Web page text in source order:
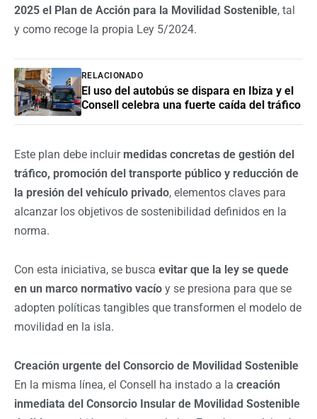
2025 el Plan de Acción para la Movilidad Sostenible, tal
y como recoge la propia Ley 5/2024.
RELACIONADO
El uso del autobús se dispara en Ibiza y el
Consell celebra una fuerte caída del tráfico
Este plan debe incluir medidas concretas de gestión del
tráfico, promoción del transporte público y reducción de
la presión del vehículo privado, elementos claves para
alcanzar los objetivos de sostenibilidad definidos en la
norma.
Con esta iniciativa, se busca evitar que la ley se quede
en un marco normativo vacío y se presiona para que se
adopten políticas tangibles que transformen el modelo de
movilidad en la isla.
Creación urgente del Consorcio de Movilidad Sostenible
En la misma línea, el Consell ha instado a la creación
inmediata del Consorcio Insular de Movilidad Sostenible